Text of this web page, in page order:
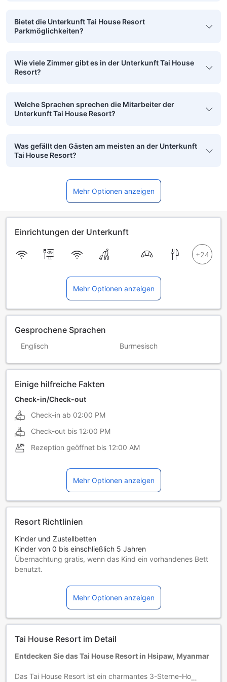
Bietet die Unterkunft Tai House Resort
Parkmöglichkeiten?
Wie viele Zimmer gibt es in der Unterkunft Tai House
Resort?
Welche Sprachen sprechen die Mitarbeiter der
Unterkunft Tai House Resort?
Was gefällt den Gästen am meisten an der Unterkunft
Tai House Resort?
Mehr Optionen anzeigen
Einrichtungen der Unterkunft
Mehr Optionen anzeigen
Gesprochene Sprachen
Englisch Burmesisch
Einige hilfreiche Fakten
Check-in/Check-out
Check-in ab 02:00 PM
Check-out bis 12:00 PM
Rezeption geöffnet bis 12:00 AM
Mehr Optionen anzeigen
Resort Richtlinien
Kinder und Zustellbetten
Kinder von 0 bis einschließlich 5 Jahren
Übernachtung gratis, wenn das Kind ein vorhandenes Bett
benutzt.
Zimmerkategorie ab. Weitere Informationen entnehmen Sie
bitte der jeweiligen Zimmerbelegung.
Bei Buchung von mehr als 5 Zimmern könnten andere
Buchungsbestimmungen gelten und zusätzliche Gebühren
Mehr Optionen anzeigen
Tai House Resort im Detail
Entdecken Sie das Tai House Resort in Hsipaw, Myanmar
Das Tai House Resort ist ein charmantes 3-Sterne-Hotel,